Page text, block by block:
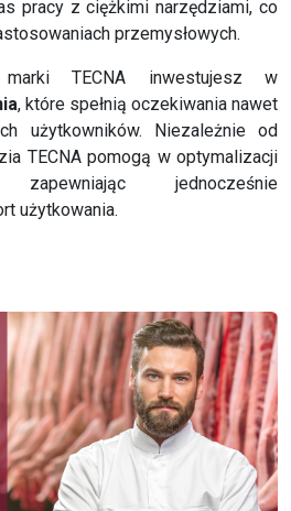
pracy z ciężkimi narzędziami, co
przemysłowych.
marki TECNA inwestujesz w
, które spełnią oczekiwania nawet
użytkowników. Niezależnie od
TECNA pomogą w optymalizacji
jednocześnie
użytkowania.